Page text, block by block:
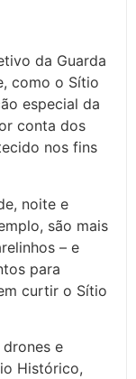
da Guarda
como o Sítio
especial da
conta dos
nos fins
noite e
são mais
– e
para
curtir o Sítio
e
Histórico,